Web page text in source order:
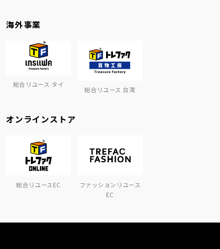
海外事業
総合リユース タイ
総合リユース 台湾
オンラインストア
総合リユースEC
ファッションリユース
EC